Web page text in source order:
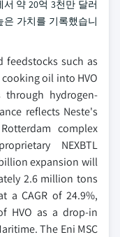
약 20억 3천만 달러
은 가치를 기록했습니
feedstocks such as
oil into HVO
through hydrogen-
reflects Neste's
complex
NEXBTL
expansion will
2.6 million tons
a CAGR of 24.9%,
HVO as a drop-in
The Eni MSC